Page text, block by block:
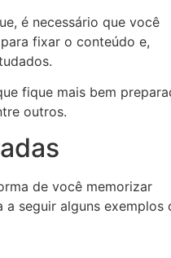
é necessário que você
fixar o conteúdo e,
fique mais bem
outros.
de você memorizar
seguir alguns exemplos